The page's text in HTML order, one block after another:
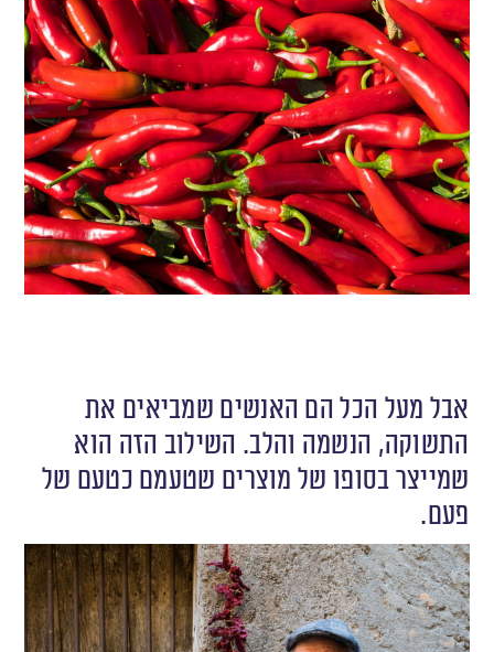
אבל מעל הכל הם האנשים שמביאים את
התשוקה, הנשמה והלב. השילוב הזה הוא
שמייצר בסופו של מוצרים שטעמם כטעם של
פעם.